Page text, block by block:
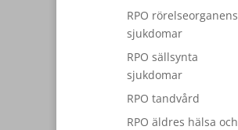
RPO rörelseorganens
sjukdomar
RPO sällsynta
sjukdomar
RPO tandvård
RPO äldres hälsa och